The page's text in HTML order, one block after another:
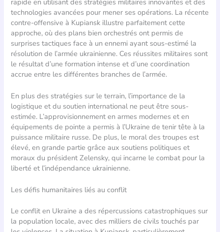
technologies avancées pour mener ses opérations. La récente
contre-offensive à Kupiansk illustre parfaitement cette
approche, où des plans bien orchestrés ont permis de
surprises tactiques face à un ennemi ayant sous-estimé la
résolution de l’armée ukrainienne. Ces réussites militaires sont
le résultat d’une formation intense et d’une coordination
accrue entre les différentes branches de l’armée.
En plus des stratégies sur le terrain, l’importance de la
logistique et du soutien international ne peut être sous-
estimée. L’approvisionnement en armes modernes et en
équipements de pointe a permis à l’Ukraine de tenir tête à la
puissance militaire russe. De plus, le moral des troupes est
élevé, en grande partie grâce aux soutiens politiques et
moraux du président Zelensky, qui incarne le combat pour la
liberté et l’indépendance ukrainienne.
Les défis humanitaires liés au conflit
Le conflit en Ukraine a des répercussions catastrophiques sur
la population locale, avec des milliers de civils touchés par